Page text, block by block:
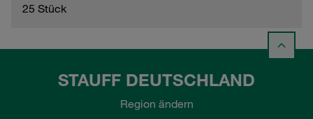
25 Stück
STAUFF DEUTSCHLAND
Region ändern